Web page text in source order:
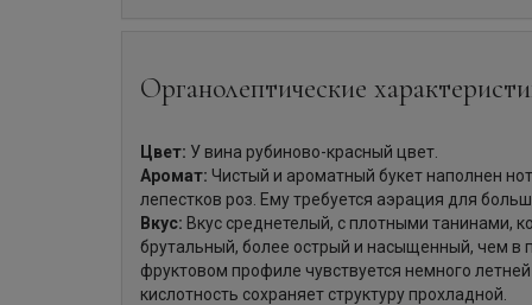
Органолептические
Цвет: У вина рубиново-красный цвет.
Аромат: Чистый и ароматный букет наполнен
лепестков роз. Ему требуется аэрация для
Вкус: Вкус среднетелый, с плотными танинами,
брутальный, более острый и насыщенный, чем в
фруктовом профиле чувствуется немного
кислотность сохраняет структуру прохладной.